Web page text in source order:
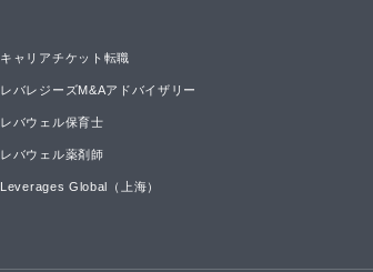
キャリアチケット転職
レバレジーズM&Aアドバイザリー
レバウェル保育士
レバウェル薬剤師
Leverages Global（上海）